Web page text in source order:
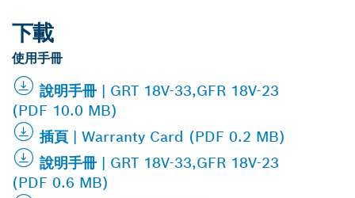
下載
使用手冊
說明手冊 | GRT 18V-33,GFR 18V-23
(PDF 10.0 MB)
插頁 | Warranty Card (PDF 0.2 MB)
說明手冊 | GRT 18V-33,GFR 18V-23
(PDF 0.6 MB)